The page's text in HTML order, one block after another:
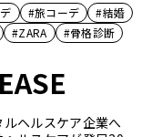
#旅コーデ
#結婚
#ZARA #骨格診断
ヘルスケア企業へ